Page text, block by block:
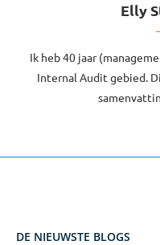
Elly
Ik heb 40 jaar
Internal Audit gebied.
DE NIEUWSTE BLOGS